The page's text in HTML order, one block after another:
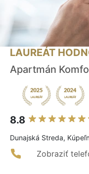
LAUREÁT
Apartmán
8.8
Dunajská Streda,
Zobraziť